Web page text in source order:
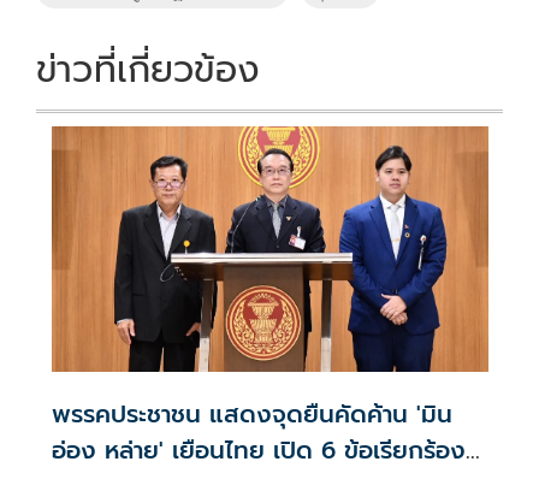
ข่าวที่เกี่ยวข้อง
พรรคประชาชน แสดงจุดยืนคัดค้าน 'มิน
อ่อง หล่าย' เยือนไทย เปิด 6 ข้อเรียกร้อง